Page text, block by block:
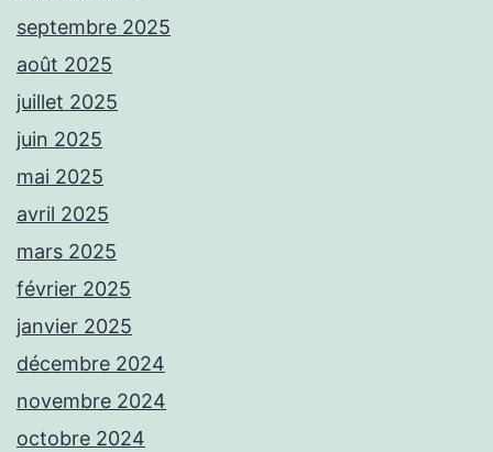
septembre 2025
août 2025
juillet 2025
juin 2025
mai 2025
avril 2025
mars 2025
février 2025
janvier 2025
décembre 2024
novembre 2024
octobre 2024